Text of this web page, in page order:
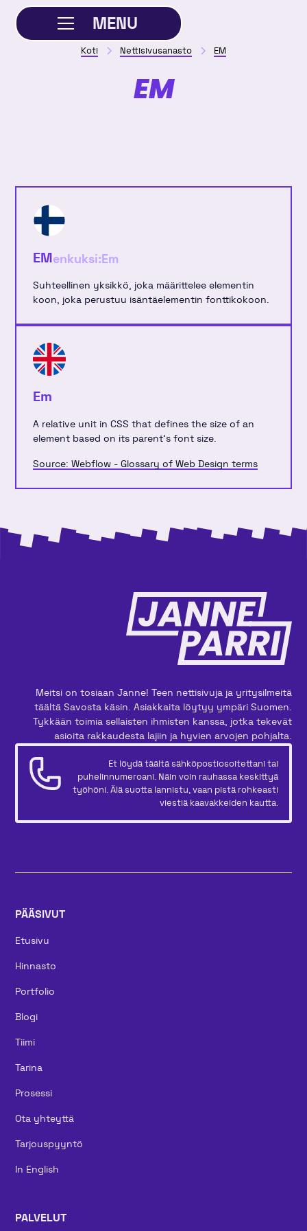
MENU
SULJE
Koti Nettisivusanasto EM
EM
EMenkuksi:Em
Suhteellinen yksikkö, joka määrittelee elementin
koon, joka perustuu isäntäelementin fonttikokoon.
Em
A relative unit in CSS that defines the size of an
element based on its parent's font size.
Source: Webflow - Glossary of Web Design terms
Meitsi on tosiaan Janne! Teen nettisivuja ja yritysilmeitä
täältä Savosta käsin. Asiakkaita löytyy ympäri Suomen.
Tykkään toimia sellaisten ihmisten kanssa, jotka tekevät
asioita rakkaudesta lajiin ja hyvien arvojen pohjalta.
Et löydä täältä sähköpostiosoitettani tai
puhelinnumeroani. Näin voin rauhassa keskittyä
työhöni. Älä suotta lannistu, vaan pistä rohkeasti
viestiä kaavakkeiden kautta.
PÄÄSIVUT
Etusivu
Hinnasto
Portfolio
Blogi
Tiimi
Tarina
Prosessi
Ota yhteyttä
Tarjouspyyntö
In English
PALVELUT